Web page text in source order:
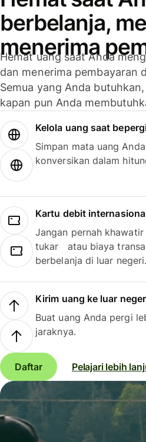
berbelanja,
menerima
Hemat uang saat Anda
dan menerima pembayaran
Semua yang Anda
kapan pun Anda
Kelola uang saat
Simpan mata uang
konversikan dalam
Kartu debit
Jangan pernah
tukar atau biaya
berbelanja di luar negeri.
Kirim uang ke luar
Buat uang Anda pergi
jaraknya.
Daftar Pelajari lebih